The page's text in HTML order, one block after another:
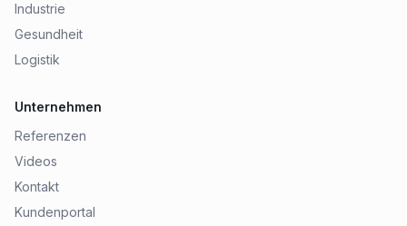
Industrie
Gesundheit
Logistik
Unternehmen
Referenzen
Videos
Kontakt
Kundenportal